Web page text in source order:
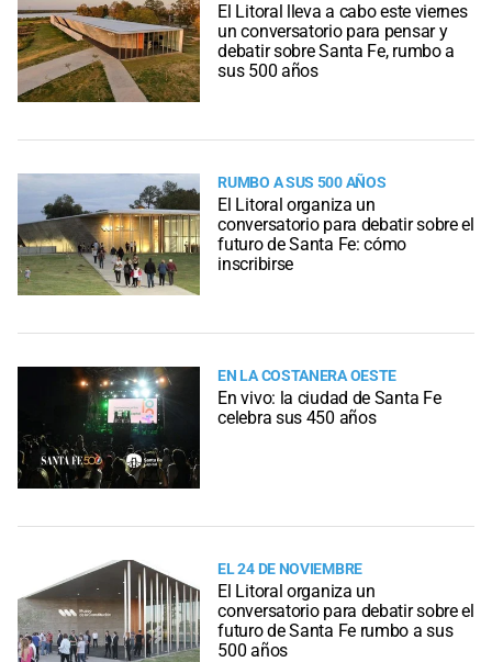
El Litoral lleva a cabo este viernes
un conversatorio para pensar y
debatir sobre Santa Fe, rumbo a
sus 500 años
RUMBO A SUS 500 AÑOS
El Litoral organiza un
conversatorio para debatir sobre el
futuro de Santa Fe: cómo
inscribirse
EN LA COSTANERA OESTE
En vivo: la ciudad de Santa Fe
celebra sus 450 años
EL 24 DE NOVIEMBRE
El Litoral organiza un
conversatorio para debatir sobre el
futuro de Santa Fe rumbo a sus
500 años